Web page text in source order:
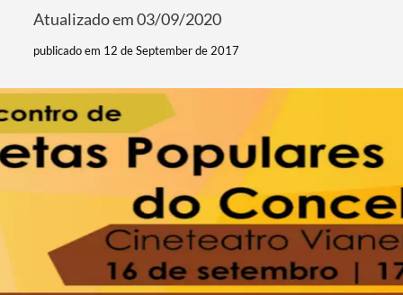
Atualizado em 03/09/2020
publicado em 12 de September de 2017